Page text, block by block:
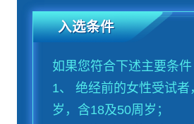
入选条件
如果您符合下述主要条件
1、 绝经前的女性受试者
岁，含18及50周岁；